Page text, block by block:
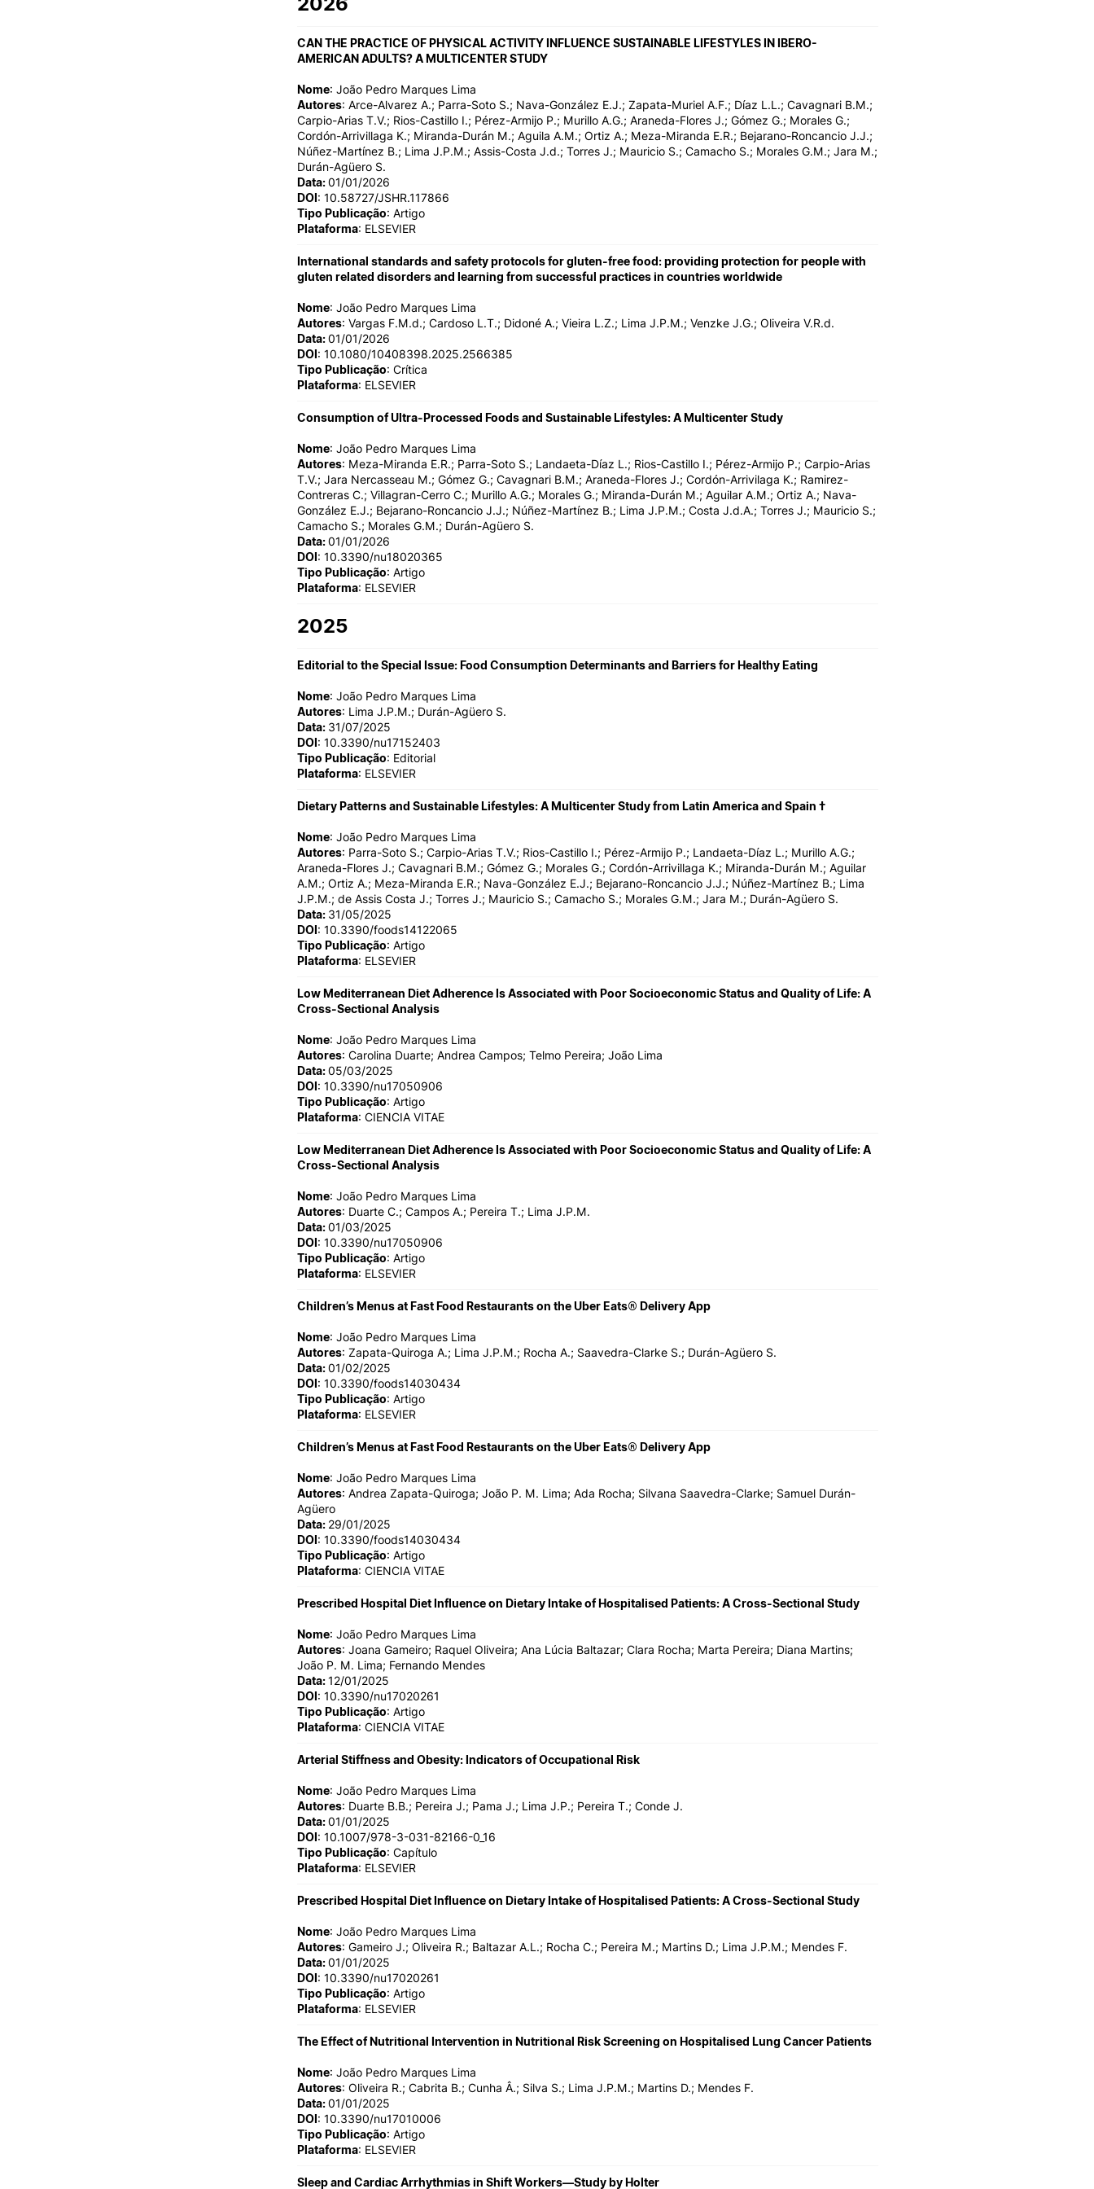
Alojamento
Eficiência Energética
IPC+Sucesso
inov3p – Centro de Inovação
Pedagógica
CAN THE PRACTICE OF PHYSICAL ACTIVITY INFLUENCE SUSTAINABLE LIFESTYLES IN IBERO-
AMERICAN ADULTS? A MULTICENTER STUDY
Nome: João Pedro Marques Lima
Autores: Arce-Alvarez A.; Parra-Soto S.; Nava-González E.J.; Zapata-Muriel A.F.; Díaz L.L.; Cavagnari B.M.;
Carpio-Arias T.V.; Rios-Castillo I.; Pérez-Armijo P.; Murillo A.G.; Araneda-Flores J.; Gómez G.; Morales G.;
Cordón-Arrivillaga K.; Miranda-Durán M.; Aguila A.M.; Ortiz A.; Meza-Miranda E.R.; Bejarano-Roncancio J.J.;
Núñez-Martínez B.; Lima J.P.M.; Assis-Costa J.d.; Torres J.; Mauricio S.; Camacho S.; Morales G.M.; Jara M.;
Durán-Agüero S.
Data:01/01/2026
DOI: 10.58727/JSHR.117866
Tipo Publicação: Artigo
Plataforma: ELSEVIER
International standards and safety protocols for gluten-free food: providing protection for people with
gluten related disorders and learning from successful practices in countries worldwide
Nome: João Pedro Marques Lima
Autores: Vargas F.M.d.; Cardoso L.T.; Didoné A.; Vieira L.Z.; Lima J.P.M.; Venzke J.G.; Oliveira V.R.d.
Data:01/01/2026
DOI: 10.1080/10408398.2025.2566385
Tipo Publicação: Crítica
Plataforma: ELSEVIER
Consumption of Ultra-Processed Foods and Sustainable Lifestyles: A Multicenter Study
Nome: João Pedro Marques Lima
Autores: Meza-Miranda E.R.; Parra-Soto S.; Landaeta-Díaz L.; Rios-Castillo I.; Pérez-Armijo P.; Carpio-Arias
T.V.; Jara Nercasseau M.; Gómez G.; Cavagnari B.M.; Araneda-Flores J.; Cordón-Arrivilaga K.; Ramirez-
Contreras C.; Villagran-Cerro C.; Murillo A.G.; Morales G.; Miranda-Durán M.; Aguilar A.M.; Ortiz A.; Nava-
González E.J.; Bejarano-Roncancio J.J.; Núñez-Martínez B.; Lima J.P.M.; Costa J.d.A.; Torres J.; Mauricio S.;
Camacho S.; Morales G.M.; Durán-Agüero S.
Data:01/01/2026
DOI: 10.3390/nu18020365
Tipo Publicação: Artigo
Plataforma: ELSEVIER
2025
Editorial to the Special Issue: Food Consumption Determinants and Barriers for Healthy Eating
Nome: João Pedro Marques Lima
Autores: Lima J.P.M.; Durán-Agüero S.
Data: 31/07/2025
DOI: 10.3390/nu17152403
Tipo Publicação: Editorial
Plataforma: ELSEVIER
Dietary Patterns and Sustainable Lifestyles: A Multicenter Study from Latin America and Spain †
Nome: João Pedro Marques Lima
Autores: Parra-Soto S.; Carpio-Arias T.V.; Rios-Castillo I.; Pérez-Armijo P.; Landaeta-Díaz L.; Murillo A.G.;
Araneda-Flores J.; Cavagnari B.M.; Gómez G.; Morales G.; Cordón-Arrivillaga K.; Miranda-Durán M.; Aguilar
A.M.; Ortiz A.; Meza-Miranda E.R.; Nava-González E.J.; Bejarano-Roncancio J.J.; Núñez-Martínez B.; Lima
J.P.M.; de Assis Costa J.; Torres J.; Mauricio S.; Camacho S.; Morales G.M.; Jara M.; Durán-Agüero S.
Data: 31/05/2025
DOI: 10.3390/foods14122065
Tipo Publicação: Artigo
Plataforma: ELSEVIER
Low Mediterranean Diet Adherence Is Associated with Poor Socioeconomic Status and Quality of Life: A
Cross-Sectional Analysis
Nome: João Pedro Marques Lima
Autores: Carolina Duarte; Andrea Campos; Telmo Pereira; João Lima
Data:05/03/2025
DOI: 10.3390/nu17050906
Tipo Publicação: Artigo
Plataforma: CIENCIA VITAE
Low Mediterranean Diet Adherence Is Associated with Poor Socioeconomic Status and Quality of Life: A
Cross-Sectional Analysis
Nome: João Pedro Marques Lima
Autores: Duarte C.; Campos A.; Pereira T.; Lima J.P.M.
Data:01/03/2025
DOI: 10.3390/nu17050906
Tipo Publicação: Artigo
Plataforma: ELSEVIER
Children’s Menus at Fast Food Restaurants on the Uber Eats® Delivery App
Nome: João Pedro Marques Lima
Autores: Zapata-Quiroga A.; Lima J.P.M.; Rocha A.; Saavedra-Clarke S.; Durán-Agüero S.
Data:01/02/2025
DOI: 10.3390/foods14030434
Tipo Publicação: Artigo
Plataforma: ELSEVIER
Children’s Menus at Fast Food Restaurants on the Uber Eats® Delivery App
Nome: João Pedro Marques Lima
Autores: Andrea Zapata-Quiroga; João P. M. Lima; Ada Rocha; Silvana Saavedra-Clarke; Samuel Durán-
Agüero
Data: 29/01/2025
DOI: 10.3390/foods14030434
Tipo Publicação: Artigo
Plataforma: CIENCIA VITAE
Prescribed Hospital Diet Influence on Dietary Intake of Hospitalised Patients: A Cross-Sectional Study
Nome: João Pedro Marques Lima
Autores: Joana Gameiro; Raquel Oliveira; Ana Lúcia Baltazar; Clara Rocha; Marta Pereira; Diana Martins;
João P. M. Lima; Fernando Mendes
Data:12/01/2025
DOI: 10.3390/nu17020261
Tipo Publicação: Artigo
Plataforma: CIENCIA VITAE
Arterial Stiffness and Obesity: Indicators of Occupational Risk
Nome: João Pedro Marques Lima
Autores: Duarte B.B.; Pereira J.; Pama J.; Lima J.P.; Pereira T.; Conde J.
Data:01/01/2025
DOI: 10.1007/978-3-031-82166-0_16
Tipo Publicação: Capítulo
Plataforma: ELSEVIER
Prescribed Hospital Diet Influence on Dietary Intake of Hospitalised Patients: A Cross-Sectional Study
Nome: João Pedro Marques Lima
Autores: Gameiro J.; Oliveira R.; Baltazar A.L.; Rocha C.; Pereira M.; Martins D.; Lima J.P.M.; Mendes F.
Data:01/01/2025
DOI: 10.3390/nu17020261
Tipo Publicação: Artigo
Plataforma: ELSEVIER
The Effect of Nutritional Intervention in Nutritional Risk Screening on Hospitalised Lung Cancer Patients
Nome: João Pedro Marques Lima
Autores: Oliveira R.; Cabrita B.; Cunha Â.; Silva S.; Lima J.P.M.; Martins D.; Mendes F.
Data:01/01/2025
DOI: 10.3390/nu17010006
Tipo Publicação: Artigo
Plataforma: ELSEVIER
Sleep and Cardiac Arrhythmias in Shift Workers—Study by Holter